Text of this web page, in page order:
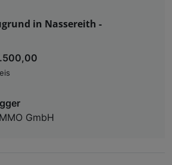
in Nassereith -
GmbH